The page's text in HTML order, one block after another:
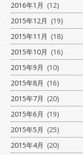
2016年1月 (12)
2015年12月 (19)
2015年11月 (18)
2015年10月 (16)
2015年9月 (10)
2015年8月 (16)
2015年7月 (20)
2015年6月 (19)
2015年5月 (25)
2015年4月 (20)